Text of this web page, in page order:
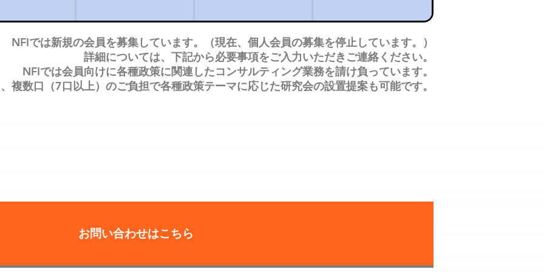
NFIでは新規の会員を募集しています。（現在、個人会員の募集を停止しています。）
詳細については、下記から必要事項をご入力いただきご連絡ください。
NFIでは会員向けに各種政策に関連したコンサルティング業務を請け負っています。
複数口（7口以上）のご負担で各種政策テーマに応じた研究会の設置提案も可能です。
お問い合わせはこちら